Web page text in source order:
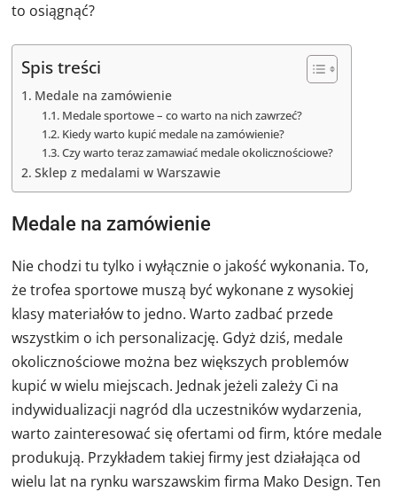
to osiągnąć?
Spis treści
Medale na zamówienie
Medale sportowe – co warto na nich zawrzeć?
Kiedy warto kupić medale na zamówienie?
Czy warto teraz zamawiać medale okolicznościowe?
Sklep z medalami w Warszawie
Medale na zamówienie
Nie chodzi tu tylko i wyłącznie o jakość wykonania. To,
że trofea sportowe muszą być wykonane z wysokiej
klasy materiałów to jedno. Warto zadbać przede
wszystkim o ich personalizację. Gdyż dziś, medale
okolicznościowe można bez większych problemów
kupić w wielu miejscach. Jednak jeżeli zależy Ci na
indywidualizacji nagród dla uczestników wydarzenia,
warto zainteresować się ofertami od firm, które medale
produkują. Przykładem takiej firmy jest działająca od
wielu lat na rynku warszawskim firma Mako Design. Ten